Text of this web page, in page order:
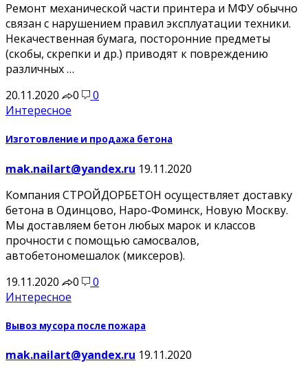
Ремонт механической части принтера и МФУ обычно
связан с нарушением правил эксплуатации техники.
Некачественная бумага, посторонние предметы
(скобы, скрепки и др.) приводят к повреждению
различных …
20.11.2020
0
0
Интересное
Изготовление и продажа бетона
mak.nailart@yandex.ru 19.11.2020
Компания СТРОЙДОРБЕТОН осуществляет доставку
бетона в Одинцово, Наро-Фоминск, Новую Москву.
Мы доставляем бетон любых марок и классов
прочности с помощью самосвалов,
автобетономешалок (миксеров).
19.11.2020
0
0
Интересное
Вывоз мусора после пожара
mak.nailart@yandex.ru 19.11.2020